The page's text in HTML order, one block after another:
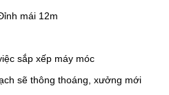
mái 12m
sắp xếp máy móc
sẽ thông thoáng, xưởng mới